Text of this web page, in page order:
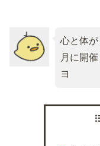
心と体
月に開
ヨ